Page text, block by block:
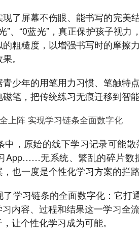
了屏幕不伤眼、能书写的完美
”、“0蓝光”，真正保护孩子视
粗糙度，以增强书写时的摩擦
。
少年的用笔用力习惯、笔触特
笔，把传统练习无痕迁移到智
上阵 实现学习链条全面数字化
中，原始的线下学习记录可能
App……无系统、繁乱的碎片数
也一度是个性化学习方案的拦
学习链条的全面数字化：它
内容、过程和结果这一学习全
让个性化学习成为可能。